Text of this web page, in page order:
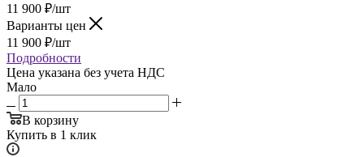
11 900 ₽/шт
Варианты цен
11 900 ₽/шт
Подробности
Цена указана без учета НДС
Мало
В корзину
Купить в 1 клик